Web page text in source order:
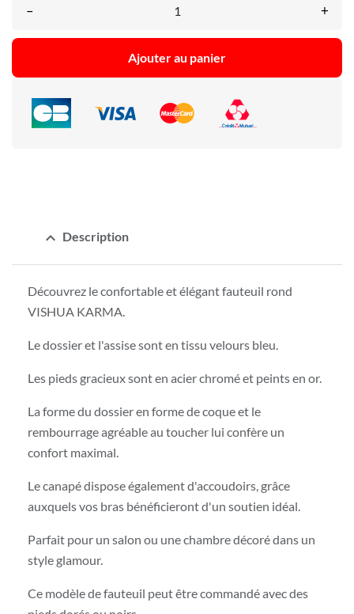
– +
Ajouter au panier
expand_less Description
Découvrez le confortable et élégant fauteuil rond
VISHUA KARMA.
Le dossier et l'assise sont en tissu velours bleu.
Les pieds gracieux sont en acier chromé et peints en or.
La forme du dossier en forme de coque et le
rembourrage agréable au toucher lui confère un
confort maximal.
Le canapé dispose également d'accoudoirs, grâce
auxquels vos bras bénéficieront d'un soutien idéal.
Parfait pour un salon ou une chambre décoré dans un
style glamour.
Ce modèle de fauteuil peut être commandé avec des